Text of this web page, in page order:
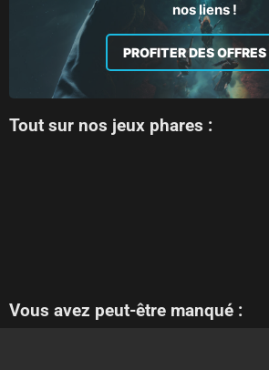
nos liens !
PROFITER DES OFFRES
Tout sur nos jeux phares :
Vous avez peut-être manqué :